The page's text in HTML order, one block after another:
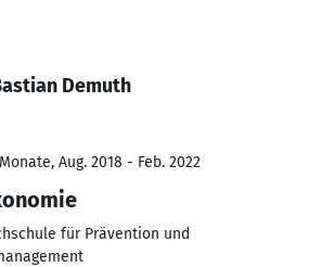
Demuth
Aug. 2018 - Feb. 2022
für Prävention und